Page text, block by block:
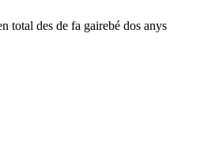
total des de fa gairebé dos anys